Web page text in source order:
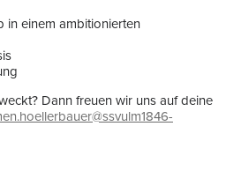
in einem ambitionierten
Dann freuen wir uns auf deine